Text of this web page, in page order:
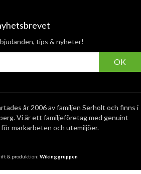
tips & nyheter!
OK
år 2006 av familjen Serholt och finns i
Vi är ett familjeföretag med genuint
markarbeten och utemiljöer.
& produktion: Wikinggruppen